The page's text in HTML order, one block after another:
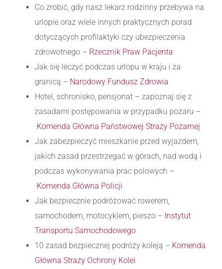
Co zrobić, gdy nasz lekarz rodzinny przebywa na
urlopie oraz wiele innych praktycznych porad
dotyczących profilaktyki czy ubezpieczenia
zdrowotnego – Rzecznik Praw Pacjenta
Jak się leczyć podczas urlopu w kraju i za
granicą – Narodowy Fundusz Zdrowia
Hotel, schronisko, pensjonat – zapoznaj się z
zasadami postępowania w przypadku pożaru –
Komenda Główna Państwowej Straży Pożarnej
Jak zabezpieczyć mieszkanie przed wyjazdem,
jakich zasad przestrzegać w górach, nad wodą i
podczas wykonywania prac polowych –
Komenda Główna Policji
Jak bezpiecznie podróżować rowerem,
samochodem, motocyklem, pieszo – Instytut
Transportu Samochodowego
10 zasad bezpiecznej podróży koleją – Komenda
Główna Straży Ochrony Kolei